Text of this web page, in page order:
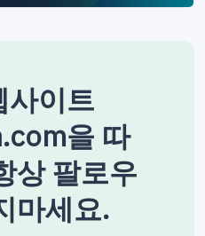
이트
을 따
상 팔로우
마세요.